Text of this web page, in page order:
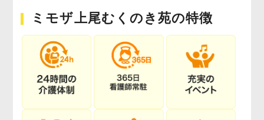
ミモザ上尾むくのき苑の特徴